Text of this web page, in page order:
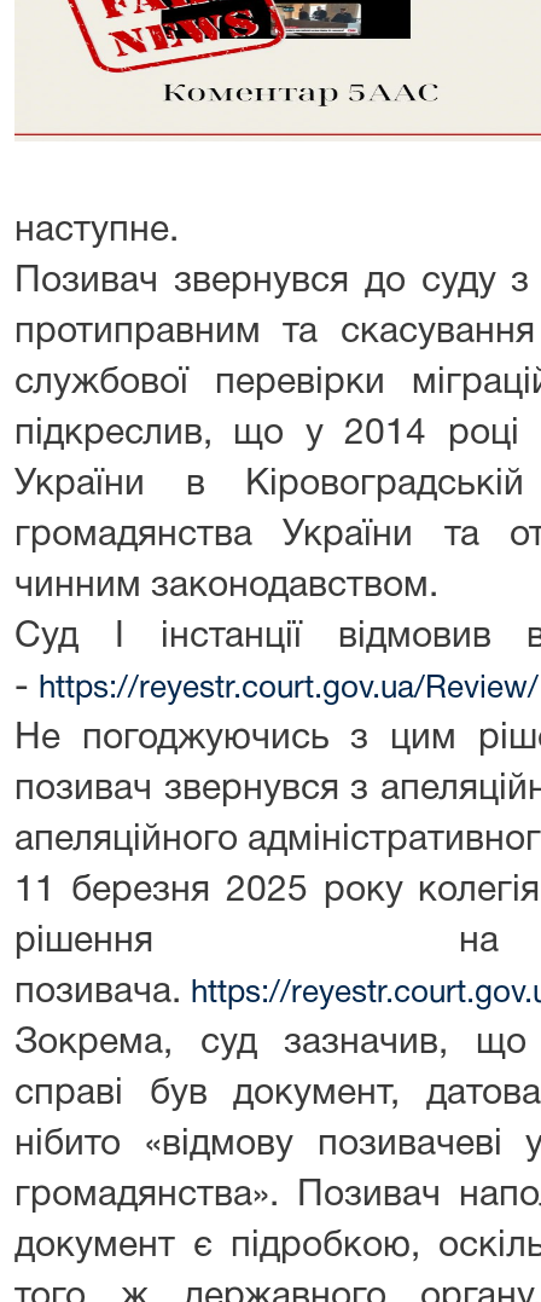
наступне.
Позивач звернувся до суду
протиправним та
службової перевірки
підкреслив, що у 2014
України в
громадянства України та
чинним законодавством.
Суд І інстанції відмовив
- https://reyestr.court.gov.ua/
Не погоджуючись з цим
позивач звернувся з
апеляційного
11 березня 2025 року
рішення
позивача. https://
Зокрема, суд зазначив,
справі був документ,
нібито «відмову позивачеві
громадянства». Позивач
документ є підробкою,